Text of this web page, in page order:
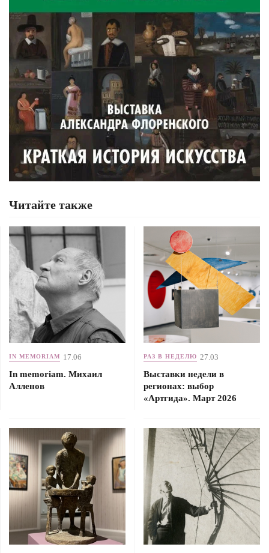
Читайте также
IN MEMORIAM 17.06
In memoriam. Михаил
Алленов
РАЗ В НЕДЕЛЮ 27.03
Выставки недели в
регионах: выбор
«Артгида». Март 2026